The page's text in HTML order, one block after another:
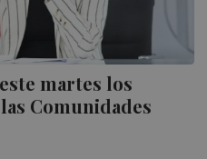
martes los
Comunidades